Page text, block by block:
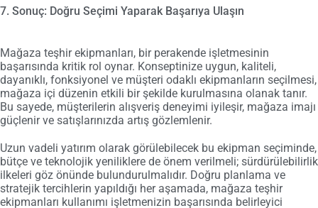
7. Sonuç: Doğru Seçimi Yaparak Başarıya Ulaşın
Mağaza teşhir ekipmanları, bir perakende işletmesinin
başarısında kritik rol oynar. Konseptinize uygun, kaliteli,
dayanıklı, fonksiyonel ve müşteri odaklı ekipmanların seçilmesi,
mağaza içi düzenin etkili bir şekilde kurulmasına olanak tanır.
Bu sayede, müşterilerin alışveriş deneyimi iyileşir, mağaza imajı
güçlenir ve satışlarınızda artış gözlemlenir.
Uzun vadeli yatırım olarak görülebilecek bu ekipman seçiminde,
bütçe ve teknolojik yeniliklere de önem verilmeli; sürdürülebilirlik
ilkeleri göz önünde bulundurulmalıdır. Doğru planlama ve
stratejik tercihlerin yapıldığı her aşamada, mağaza teşhir
ekipmanları kullanımı işletmenizin başarısında belirleyici